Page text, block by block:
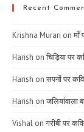
Recent
Krishna Murari onमाँ
Harish onचिड़िया पर
Harish onसपनों पर
Harish onजलियांवाला
Vishal onगरीबी पर